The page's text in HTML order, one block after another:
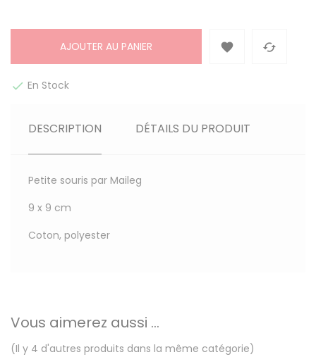
AJOUTER AU PANIER  
 En Stock
DESCRIPTION DÉTAILS DU PRODUIT
Petite souris par Maileg
9 x 9 cm
Coton, polyester
Vous aimerez aussi ...
(Il y 4 d'autres produits dans la même catégorie)